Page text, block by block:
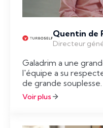
Quentin de
Directeur
Galadrim a une
l'équipe a su
de grande souplesse.
Voir plus